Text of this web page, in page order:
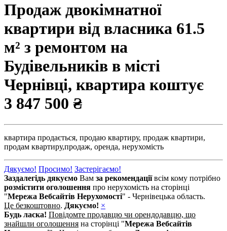
Продаж двокімнатної
квартири від власника 61.5
м² з ремонтом на
Будівельників в місті
Чернівці, квартира коштує
3 847 500 ₴
квартира продається, продаю квартиру, продаж квартири,
продам квартиру,продаж, оренда, нерухомість
Дякуємо! Просимо! Застерігаємо!
Заздалегідь дякуємо Вам за рекомендаціївсім кому потрібно
розмістити оголошення про нерухомість на сторінці
"Мережа Вебсайтів Нерухомості" - Чернівецька область.
Це безкоштовно. Дякуємо! ×
Будь ласка! Повідомте продавцю чи орендодавцю, що
знайшли оголошення на сторінці "Мережа Вебсайтів